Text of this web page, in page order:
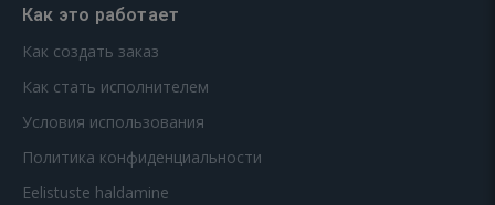
Как это работает
Как создать заказ
Как стать исполнителем
Условия использования
Политика конфиденциальности
Eelistuste haldamine